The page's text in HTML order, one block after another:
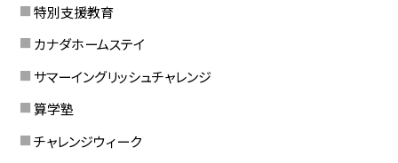
特別支援教育
カナダホームステイ
サマーイングリッシュチャレンジ
算学塾
チャレンジウィーク